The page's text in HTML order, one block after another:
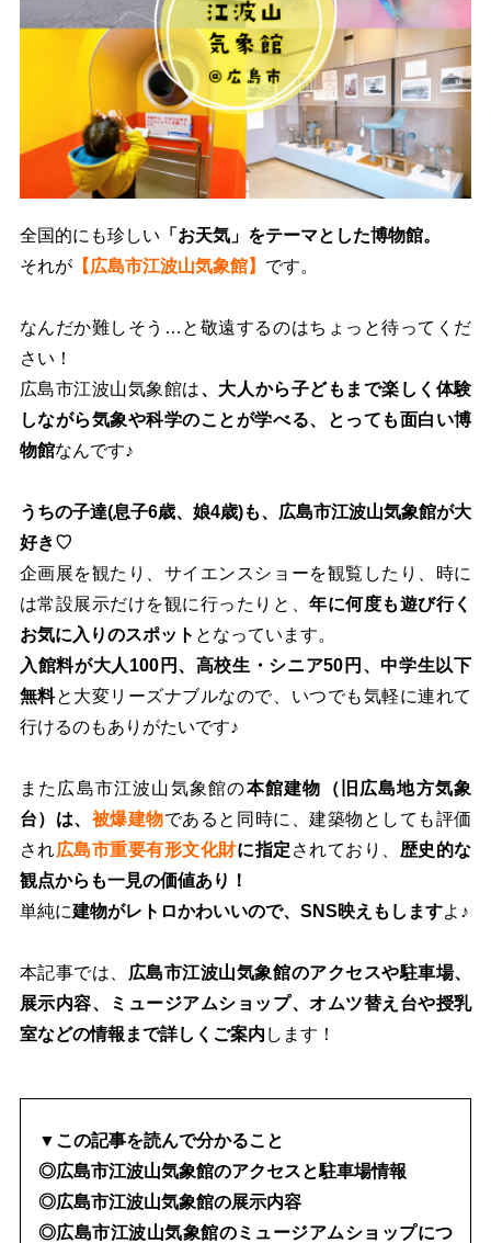
全国的にも珍しい 「お天気」をテーマとした博物館。
それが【広島市江波山気象館】 です。
なんだか難しそう…と敬遠するのはちょっと待ってくだ
さい！
広島市江波山気象館は、大人から子どもまで楽しく体験
しながら気象や科学のことが学べる、とっても面白い博
物館なんです♪
うちの子達(息子6歳、娘4歳)も、広島市江波山気象館が大
好き♡
企画展を観たり、サイエンスショーを観覧したり、時に
は常設展示だけを観に行ったりと、年に何度も遊び行く
お気に入りのスポット となっています。
入館料が大人100円、高校生・シニア50円、中学生以下
無料と大変リーズナブルなので、いつでも気軽に連れて
行けるのもありがたいです♪
また広島市江波山気象館の本館建物（旧広島地方気象
台）は、 被爆建物であると同時に、建築物としても評価
され広島市重要有形文化財に指定 されており、 歴史的な
観点からも一見の価値あり！
単純に建物がレトロかわいいので、SNS映えもしますよ♪
本記事では、 広島市江波山気象館のアクセスや駐車場、
展示内容、ミュージアムショップ、オムツ替え台や授乳
室などの情報まで詳しくご案内 します！
▼この記事を読んで分かること
◎広島市江波山気象館のアクセスと駐車場情報
◎広島市江波山気象館の展示内容
◎広島市江波山気象館のミュージアムショップにつ